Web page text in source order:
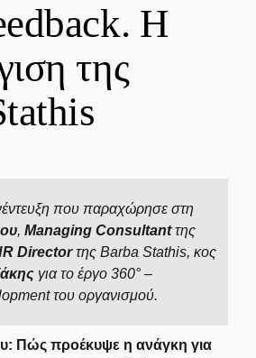
Η
της
που παραχώρησε στη
, Managing Consultantτης
Directorτης Barba Stathis, κος
για το έργο 360° –
του οργανισμού.
Πώς προέκυψε η ανάγκη για